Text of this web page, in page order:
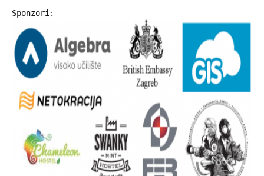
Sponzori: